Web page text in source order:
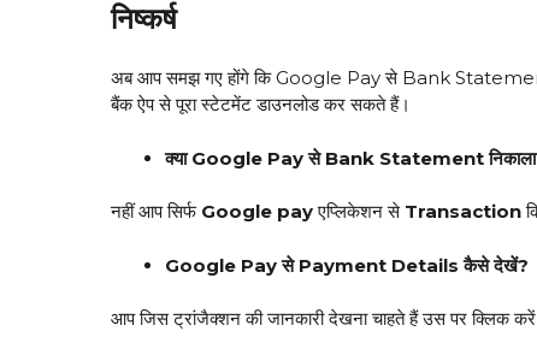
निष्कर्ष
अब आप समझ गए होंगे कि Google Pay से Bank
बैंक ऐप से पूरा स्टेटमेंट डाउनलोड कर सकते हैं।
क्या Google Pay से Bank Statement निकाला
नहीं आप सिर्फ Google payएप्लिकेशन सेTransaction
Google Pay से Payment Details कैसे देखें?
आप जिस ट्रांजैक्शन की जानकारी देखना चाहते हैं उस पर क्लिक करें